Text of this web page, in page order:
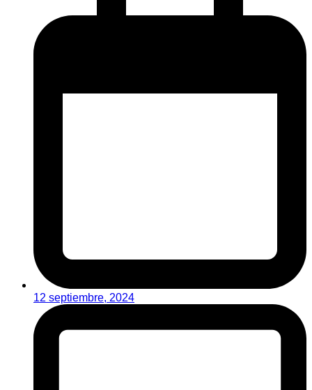
12 septiembre, 2024